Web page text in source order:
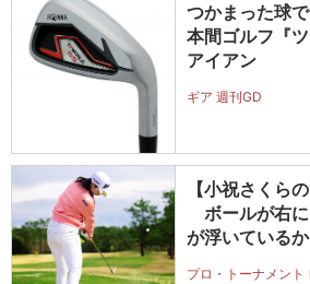
つかまった球で
本間ゴルフ『ツ
アイアン
ギア 週刊GD
【小祝さくら
ボールが右
が浮いているか
プロ・トーナメント